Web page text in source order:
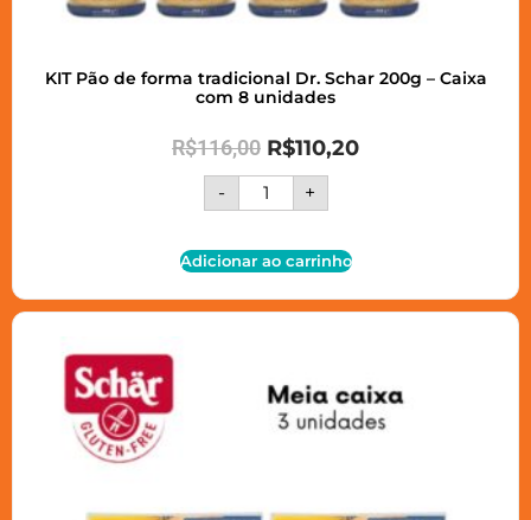
KIT Pão de forma tradicional Dr. Schar 200g – Caixa
com 8 unidades
R$116,00 R$110,20
- +
Adicionar ao carrinho